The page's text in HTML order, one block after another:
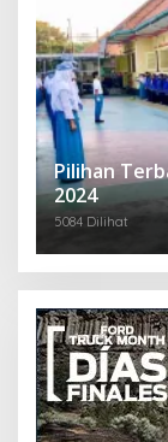
Pilihan
2024
5084 Dilihat